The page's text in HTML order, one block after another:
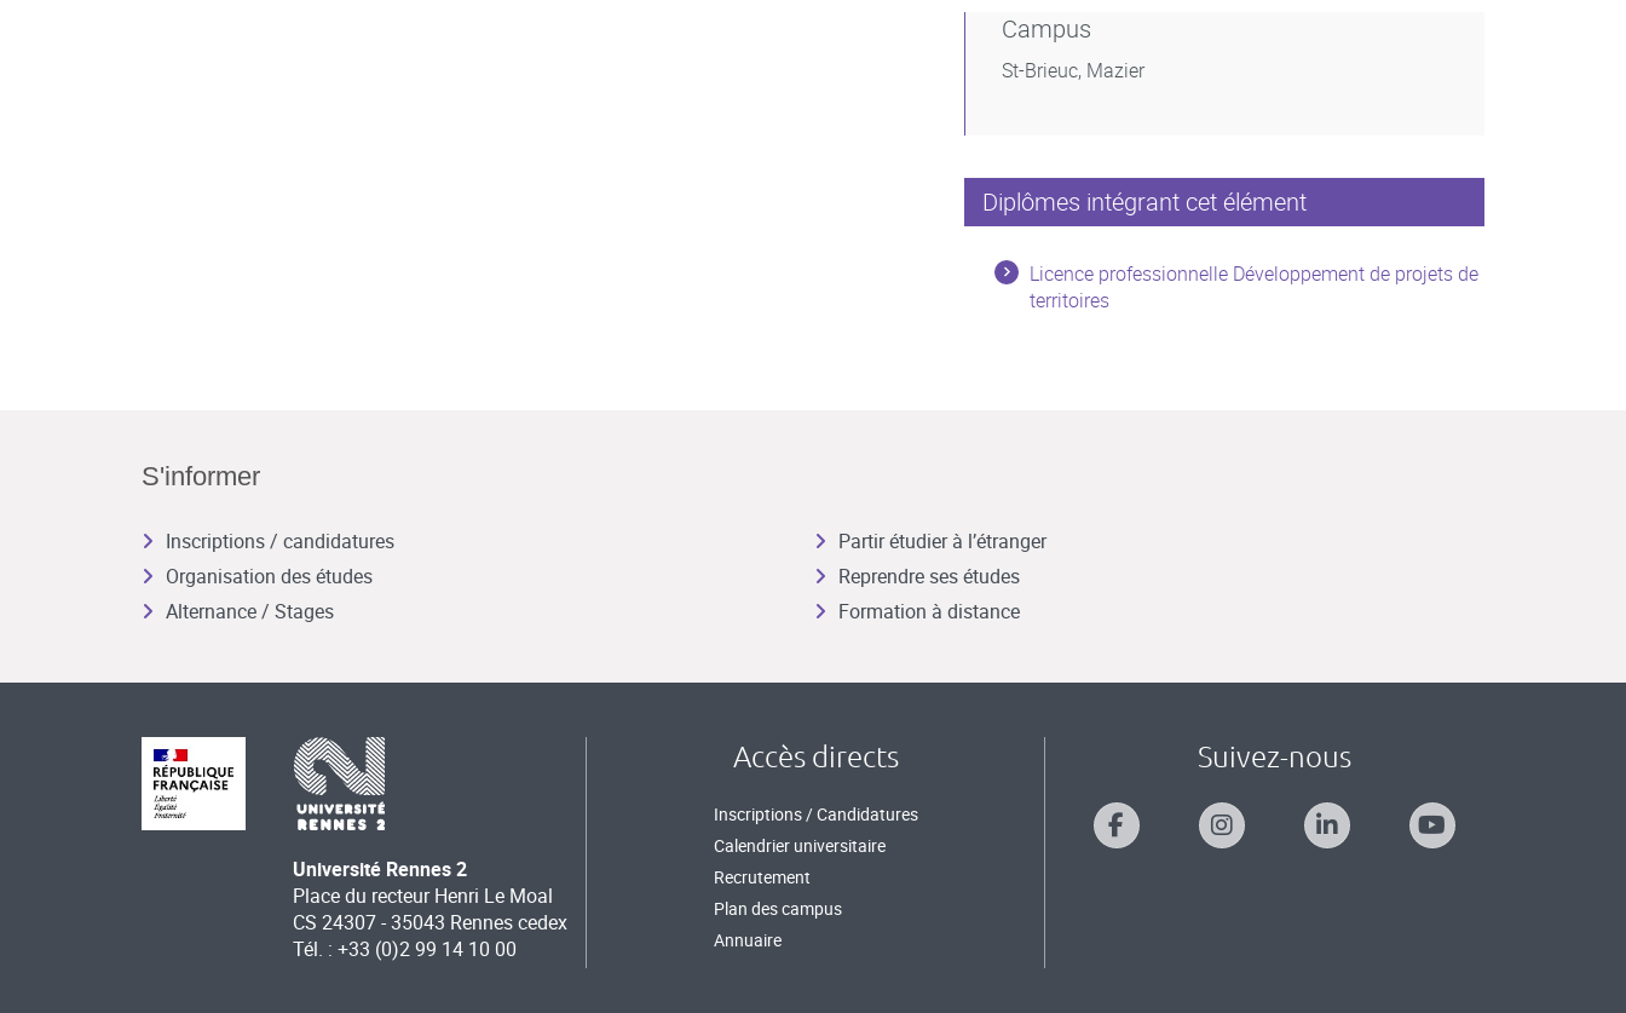
Campus
St-Brieuc, Mazier
Diplômes intégrant cet élément
Licence professionnelle Développement de projets de
territoires
S'informer
Inscriptions / candidatures
Organisation des études
Alternance / Stages
Partir étudier à l’étranger
Reprendre ses études
Formation à distance
Université Rennes 2
Place du recteur Henri Le Moal
CS 24307 - 35043 Rennes cedex
Tél. : +33 (0)2 99 14 10 00
Accès directs
Inscriptions / Candidatures
Calendrier universitaire
Recrutement
Plan des campus
Annuaire
Suivez-nous